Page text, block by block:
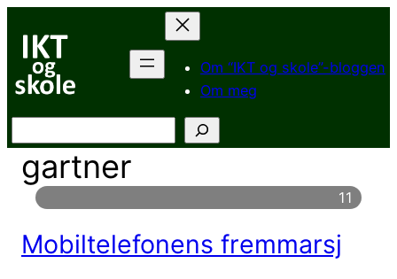
innhold
Om “IKT og skole”-bloggen
Om meg
gartner
11
Mobiltelefonens fremmarsj